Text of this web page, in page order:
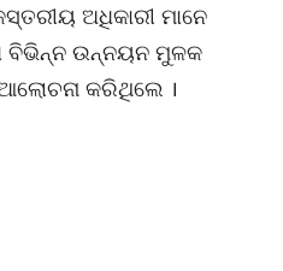
ଅଧିକାରୀ ମାନେ
ବିଭିନ୍ନ ଉନ୍ନୟନ ମୁଳକ
କରିଥିଲେ ।